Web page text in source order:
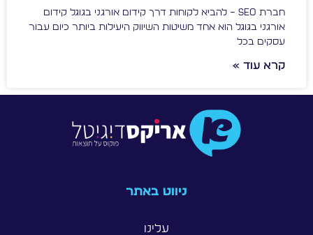
חברת SEO – להביא לקוחות דרך קידום אורגני בגוגל קידום
אורגני בגוגל הוא אחד משיטות השיווק היעילות ביותר כיום עבור
עסקים בכל
קרא עוד »
ניווט באתר
עלינו